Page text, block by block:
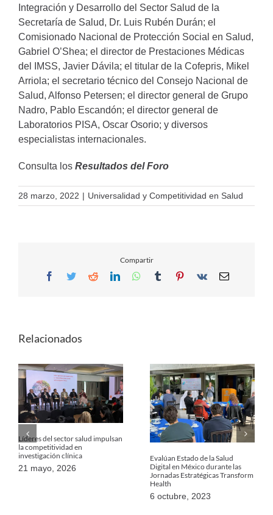
Integración y Desarrollo del Sector Salud de la
Secretaría de Salud, Dr. Luis Rubén Durán; el
Comisionado Nacional de Protección Social en Salud,
Gabriel O’Shea; el director de Prestaciones Médicas
del IMSS, Javier Dávila; el titular de la Cofepris, Mikel
Arriola; el secretario técnico del Consejo Nacional de
Salud, Alfonso Petersen; el director general de Grupo
Nadro, Pablo Escandón; el director general de
Laboratorios PISA, Oscar Osorio; y diversos
especialistas internacionales.
Consulta los Resultados del Foro
28 marzo, 2022 | Universalidad y Competitividad en Salud
Compartir
Facebook
TwitterRedditLinkedInWhatsApp
TumblrPinterest
Vk Email
Relacionados
Líderes del sector salud impulsan
la competitividad en
investigación clínica
21 mayo, 2026
Evalúan Estado de la Salud
Digital en México durante las
Jornadas Estratégicas Transform
Health
6 octubre, 2023